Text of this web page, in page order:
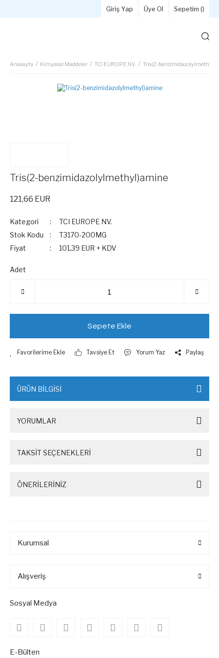
Giriş Yap Üye Ol Sepetim ()
Anasayfa Kimyasal Maddeler TCI EUROPE NV. Tris(2-
Tris(2-benzimidazolylmethyl)amine
121,66 EUR
Kategori
TCI EUROPE NV.
Stok Kodu
T3170-200MG
Fiyat
101,39 EUR + KDV
Adet
Sepete Ekle
Tavsiye Et Yorum Yaz Paylaş
ÜRÜN BİLGİSİ
YORUMLAR
TAKSİT SEÇENEKLERİ
ÖNERİLERİNİZ
Kurumsal
Alışveriş
Sosyal Medya
E-Bülten